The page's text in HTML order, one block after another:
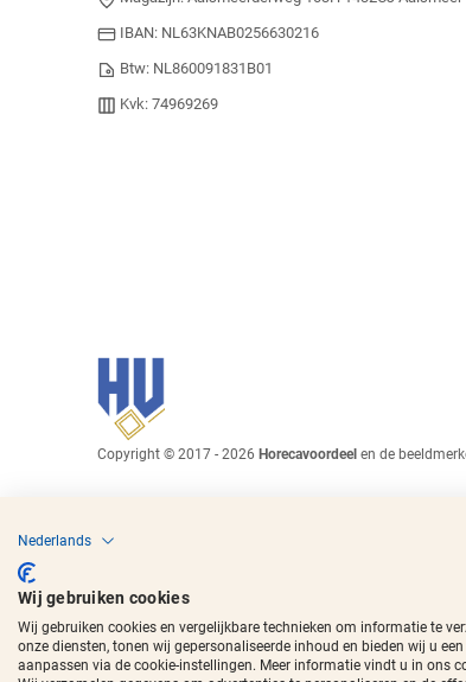
IBAN: NL63KNAB0256630216
Btw: NL860091831B01
Kvk: 74969269
Copyright © 2017 - 2026 Horecavoordeel en de
Nederlands
Wij gebruiken cookies
Wij gebruiken cookies en vergelijkbare technieken om informatie te
onze diensten, tonen wij gepersonaliseerde inhoud en bieden wij u
aanpassen via de cookie-instellingen. Meer informatie vindt u in ons